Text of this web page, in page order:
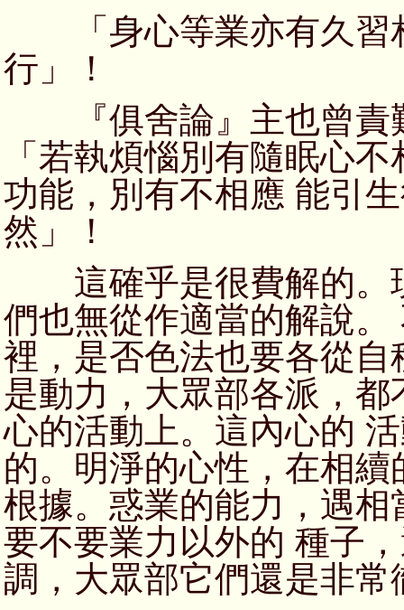
「身心等業亦有久習
行」！
『俱舍論』主也曾責
「若執煩惱別有隨眠心
功能，別有不相應 能引
然」！
這確乎是很費解的。
們也無從作適當的解說
裡，是否色法也要各從
是動力，大眾部各派，
心的活動上。這內心的
的。明淨的心性，在相
根據。惑業的能力，遇
要不要業力以外的 種子
調，大眾部它們還是非常